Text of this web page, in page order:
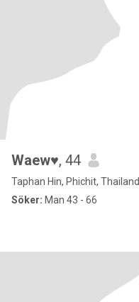
Waew♥️, 44
Taphan Hin, Phichit, Thailand
Söker: Man 43 - 66